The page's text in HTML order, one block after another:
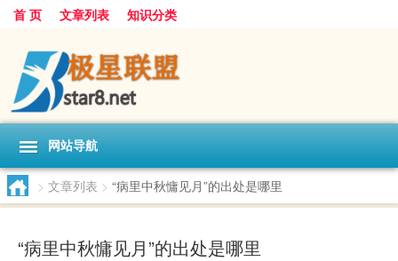
首 页 文章列表 知识分类
网站导航
> 文章列表 > “病里中秋慵见月”的出处是哪里
“病里中秋慵见月”的出处是哪里